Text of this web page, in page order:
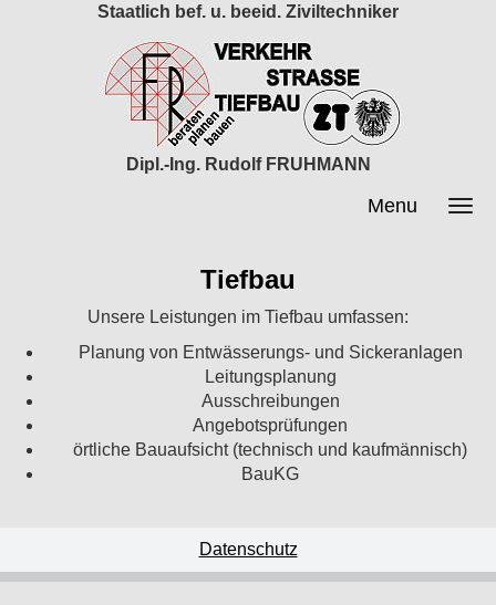
Staatlich bef. u. beeid. Ziviltechniker
Dipl.-Ing. Rudolf FRUHMANN
Menu
Tiefbau
Unsere Leistungen im Tiefbau umfassen:
Planung von Entwässerungs- und Sickeranlagen
Leitungsplanung
Ausschreibungen
Angebotsprüfungen
örtliche Bauaufsicht (technisch und kaufmännisch)
BauKG
Datenschutz